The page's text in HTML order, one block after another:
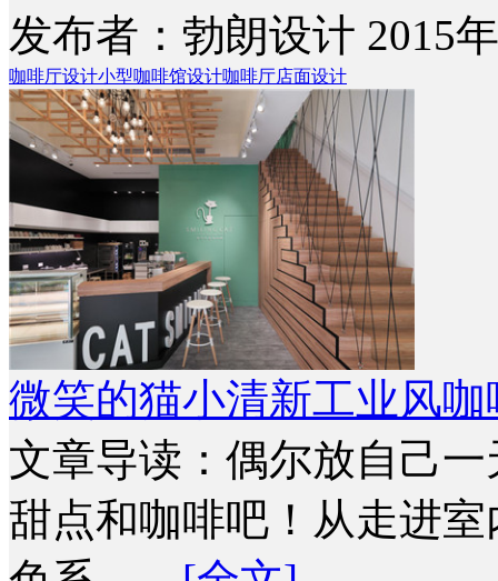
发布者：勃朗设计 2015
咖啡厅设计小型咖啡馆设计咖啡厅店面设计
微笑的猫小清新工业风
文章导读：偶尔放自己
甜点和咖啡吧！从走进